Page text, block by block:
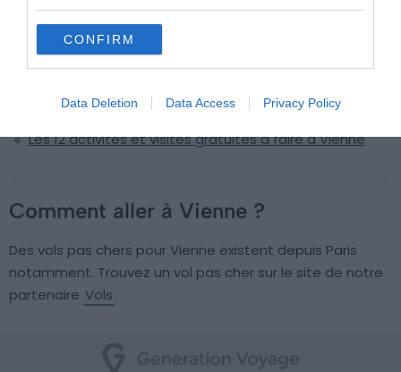
CONFIRM
Data Deletion Data Access Privacy Policy
Visiter Vienne : 10 incontournables à faire et voir
(Autriche)
valises ?
Les 12 activités et visites gratuites à faire à Vienne
Comment aller à Vienne ?
Des vols pas chers pour Vienne existent depuis Paris
notamment. Trouvez un vol pas cher sur le site de notre
partenaire Vols.